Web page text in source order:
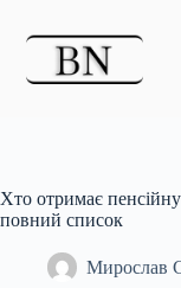
Хто отримає
повний список
Мирослав